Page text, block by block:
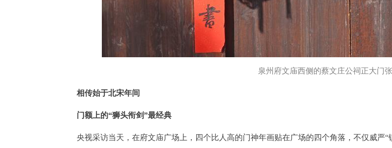
泉州府文庙西侧的蔡文庄公祠正大门
相传始于北宋年间
门额上的“狮头衔剑”最经典
央视采访当天，在府文庙广场上，四个比人高的门神年画贴在广场的四个角落，不仅威严